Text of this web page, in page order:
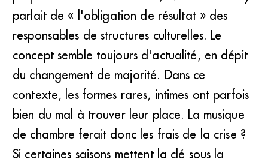
parlait de « l'obligation de résultat » des
responsables de structures culturelles. Le
concept semble toujours d'actualité, en dépit
du changement de majorité. Dans ce
contexte, les formes rares, intimes ont parfois
bien du mal à trouver leur place. La musique
de chambre ferait donc les frais de la crise ?
Si certaines saisons mettent la clé sous la